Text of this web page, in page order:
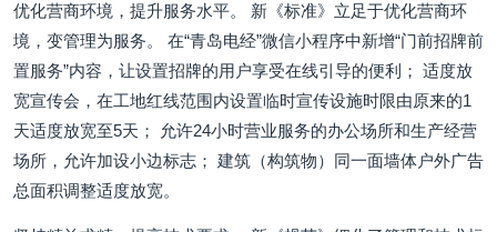
优化营商环境，提升服务水平。 新《标准》立足于优化营商环
境，变管理为服务。 在“青岛电经”微信小程序中新增“门前招牌前
置服务”内容，让设置招牌的用户享受在线引导的便利； 适度放
宽宣传会，在工地红线范围内设置临时宣传设施时限由原来的1
天适度放宽至5天； 允许24小时营业服务的办公场所和生产经营
场所，允许加设小边标志； 建筑（构筑物）同一面墙体户外广告
总面积调整适度放宽。